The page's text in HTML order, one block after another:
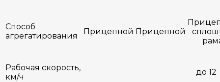
Способ
агрегатирования
Прицепной Прицепной
Рабочая скорость,
км/ч
до 12